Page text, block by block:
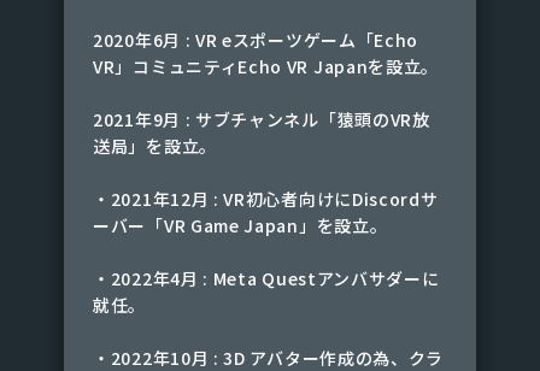
2020年6月 : VR eスポーツゲーム「Echo
VR」コミュニティEcho VR Japanを設立。
2021年9月 : サブチャンネル「猿頭のVR放
送局」を設立。
・2021年12月 : VR初心者向けにDiscordサ
ーバー「VR Game Japan」を設立。
・2022年4月 : Meta Questアンバサダーに
就任。
・2022年10月 : 3D アバター作成の為、クラ